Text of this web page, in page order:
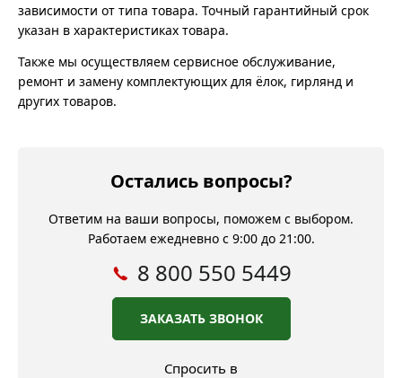
зависимости от типа товара. Точный гарантийный срок
указан в характеристиках товара.
Также мы осуществляем сервисное обслуживание,
ремонт и замену комплектующих для ёлок, гирлянд и
других товаров.
Остались вопросы?
Ответим на ваши вопросы, поможем с выбором.
Работаем ежедневно с 9:00 до 21:00.
8 800 550 5449
ЗАКАЗАТЬ ЗВОНОК
Спросить в